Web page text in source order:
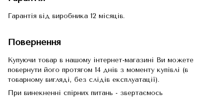
Гарантія від виробника 12 місяців.
Повернення
Купуючи товар в нашому інтернет-магазині Ви можете
повернути його протягом 14 днів з моменту купівлі (в
товарному вигляді, без слідів експлуатації).
При винекненні спірних питань - звертаємось